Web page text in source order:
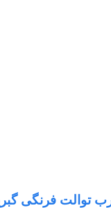
توالت فرنگی